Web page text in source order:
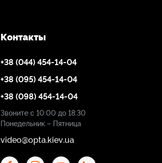
Контакты
+38 (044) 454-14-04
+38 (095) 454-14-04
+38 (098) 454-14-04
Звоните с 10:00 до 18:30
Понедельник – Пятница
video@opta.kiev.ua